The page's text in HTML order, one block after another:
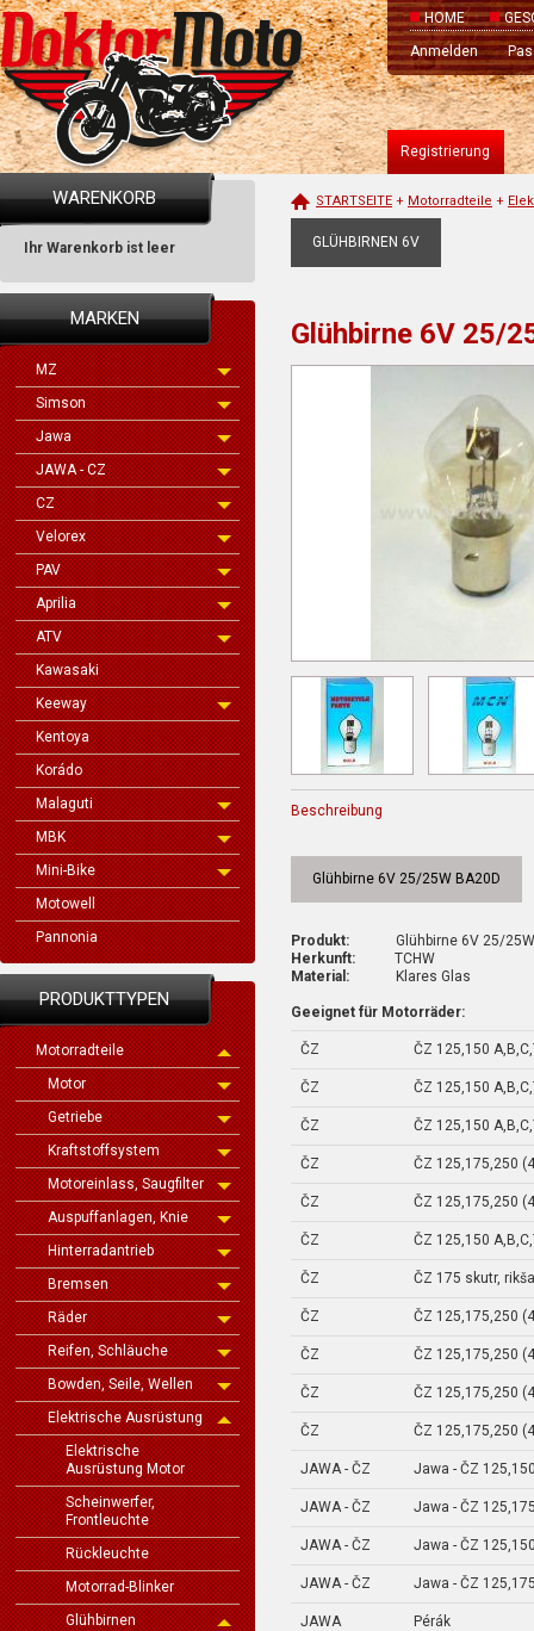
HOME
Anmelden
Registrierung
WARENKORB
Ihr Warenkorb ist leer
MARKEN
MZ
Simson
Jawa
JAWA - CZ
CZ
Velorex
PAV
Aprilia
ATV
Kawasaki
Keeway
Kentoya
Korádo
Malaguti
MBK
Mini-Bike
Motowell
Pannonia
PRODUKTTYPEN
Motorradteile
Motor
Getriebe
Kraftstoffsystem
Motoreinlass, Saugfilter
Auspuffanlagen, Knie
Hinterradantrieb
Bremsen
Räder
Reifen, Schläuche
Bowden, Seile, Wellen
Elektrische Ausrüstung
Elektrische
Ausrüstung Motor
Scheinwerfer,
Frontleuchte
Rückleuchte
Motorrad-Blinker
Glühbirnen
STARTSEITE + Motorradteile +
GLÜHBIRNEN 6V
Glühbirne 6V 25/
Beschreibung
Glühbirne 6V 25/25W BA20D
Produkt: Glühbirne 6V 25/25W
Herkunft: TCHW
Material: Klares Glas
Geeignet für Motorräder:
ČZ ČZ 125,150
ČZ ČZ 125,150
ČZ ČZ 125,150
ČZ ČZ 125,175,250
ČZ ČZ 125,175,250
ČZ ČZ 125,150
ČZ ČZ 175 skutr,
ČZ ČZ 125,175,250
ČZ ČZ 125,175,250
ČZ ČZ 125,175,250
ČZ ČZ 125,175,250
JAWA - ČZ Jawa - ČZ
JAWA - ČZ Jawa - ČZ
JAWA - ČZ Jawa - ČZ
JAWA - ČZ Jawa - ČZ
JAWA Pérák